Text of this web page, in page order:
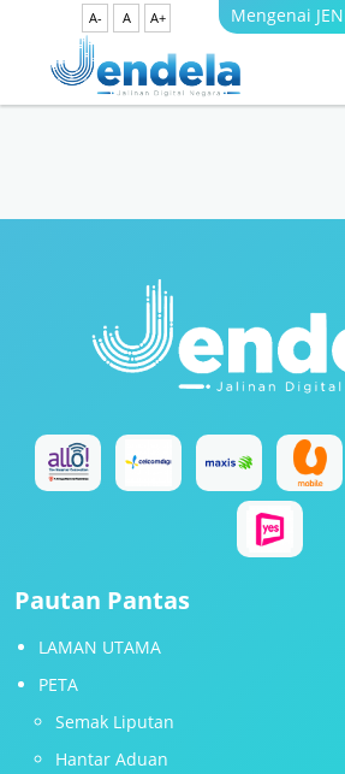
A- A A+ Mengenai
Search
Pautan Pantas
LAMAN UTAMA
PETA
Semak Liputan
Hantar Aduan